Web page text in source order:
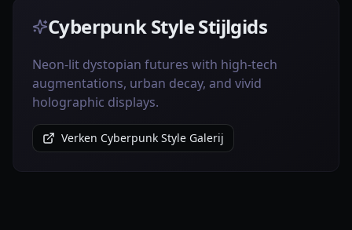
Cyberpunk Style Stijlgids
Neon-lit dystopian futures with high-tech
augmentations, urban decay, and vivid
holographic displays.
Verken Cyberpunk Style Galerij